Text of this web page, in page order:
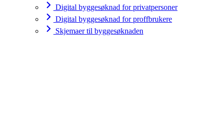
Digital byggesøknad for privatpersoner
Digital byggesøknad for proffbrukere
Skjemaer til byggesøknaden